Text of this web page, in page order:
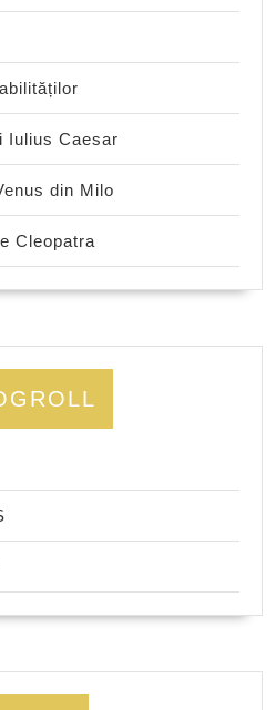
Iulius Caesar
din Milo
Cleopatra